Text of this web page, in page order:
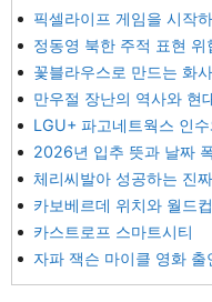
픽셀라이프 게임을 시작
정동영 북한 주적 표현 위
꽃블라우스로 만드는 화
만우절 장난의 역사와 현
LGU+ 파고네트웍스 인
2026년 입추 뜻과 날짜
체리씨발아 성공하는 진
카보베르데 위치와 월드
카스트로프 스마트시티
자파 잭슨 마이클 영화 출